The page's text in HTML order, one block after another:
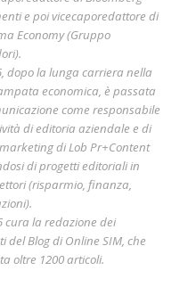
e poi vicecaporedattore di
Economy (Gruppo
dopo la lunga carriera nella
economica, è passata
come responsabile
di editoria aziendale e di
di Lob Pr+Content
di progetti editoriali in
(risparmio, finanza,
cura la redazione dei
del Blog di Online SIM, che
oltre 1200 articoli.